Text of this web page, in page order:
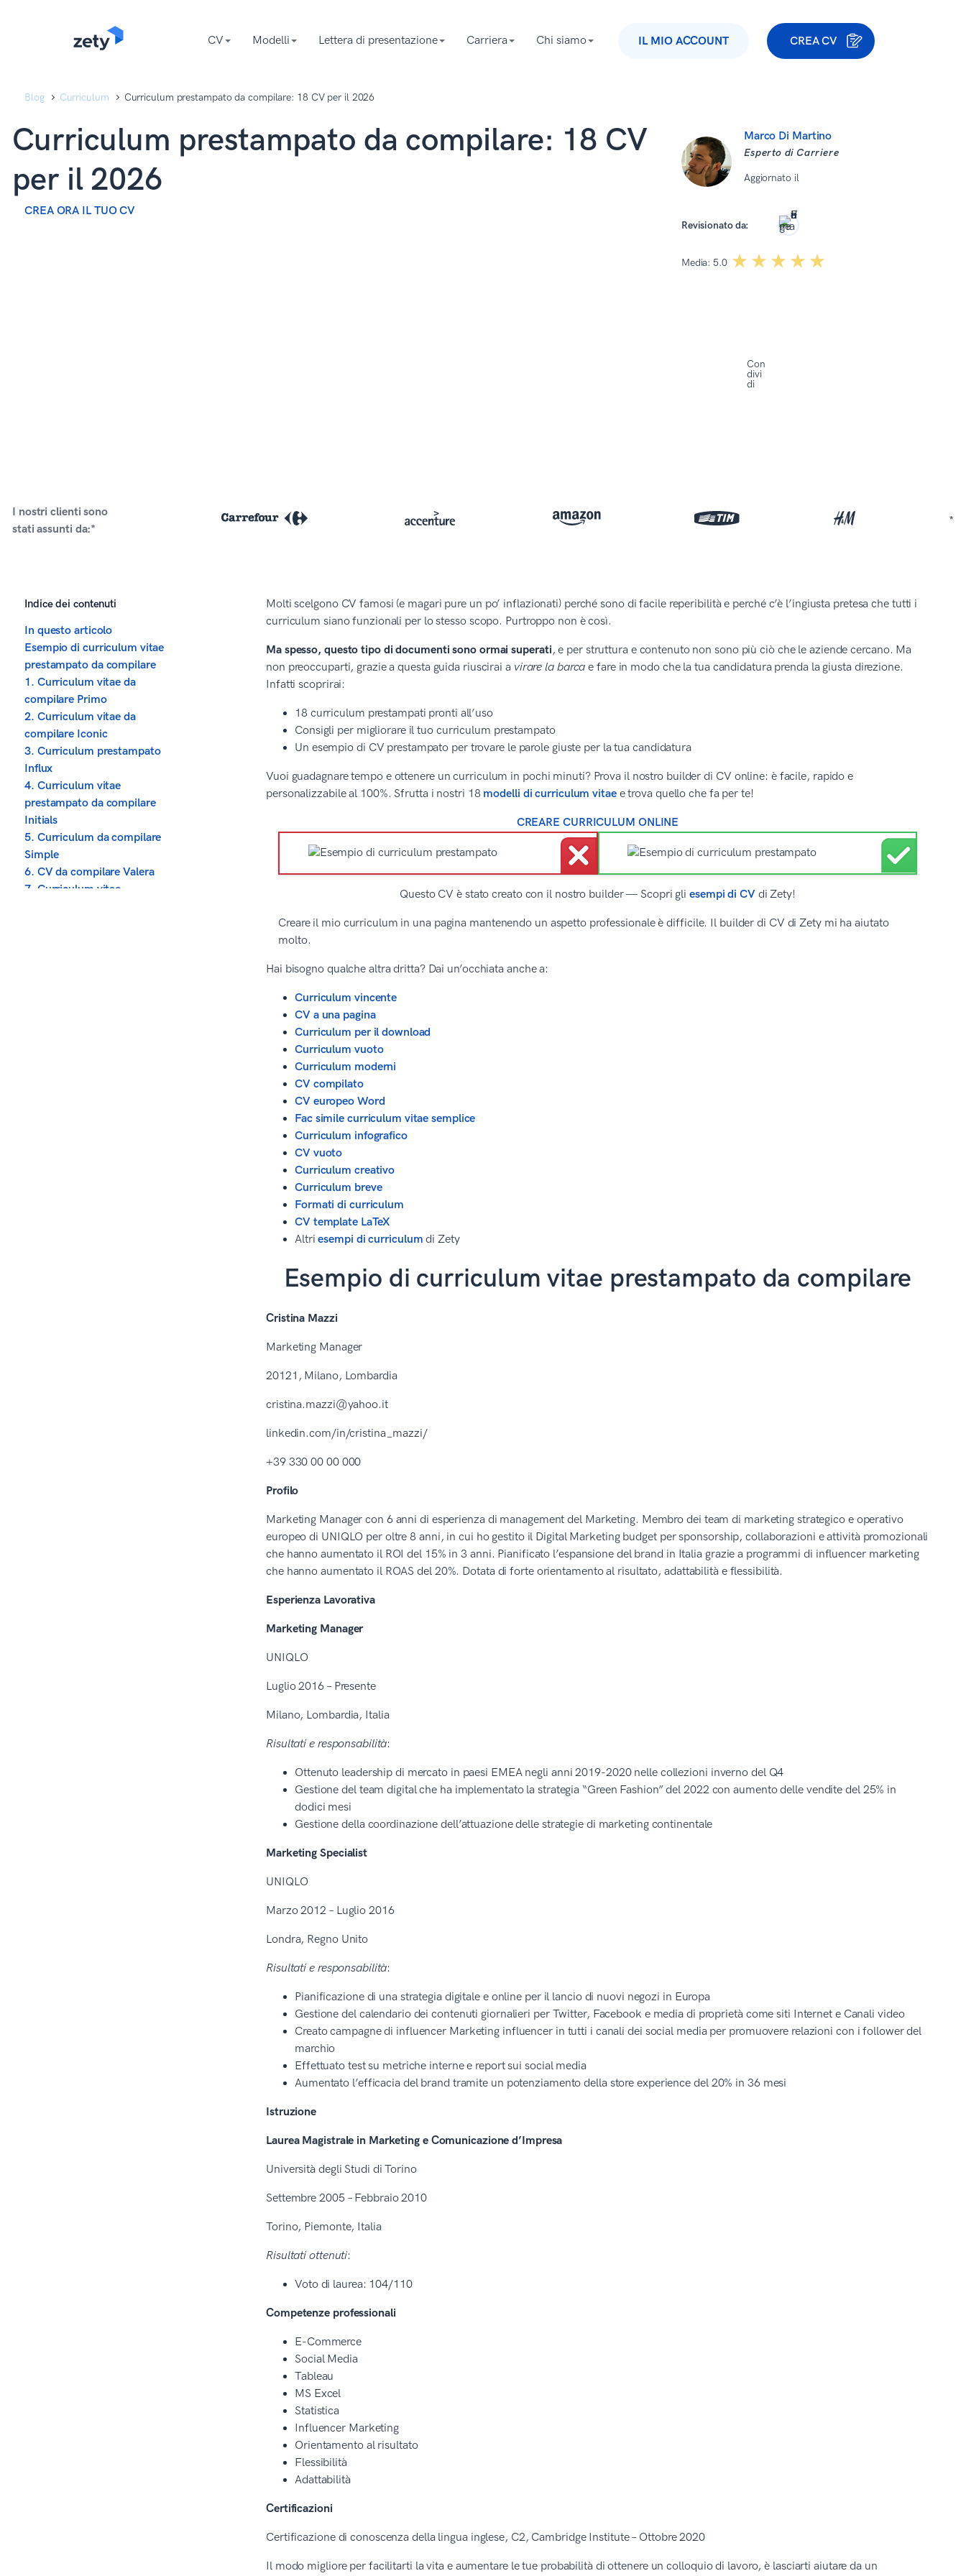
CV Modelli Lettera di presentazione Carriera Chi siamo CREA CV
IL MIO ACCOUNT
Blog Curriculum Curriculum prestampato da compilare: 18 CV per il 2026
Curriculum prestampato da compilare: 18 CV
per il 2026
CREA ORA IL TUO CV
Marco Di Martino
Esperto di Carriere
Aggiornato il27 Gennaio 2026
Revisionato da:
Media:5.0 ☆☆☆☆☆
★★★★★
Con
divi
di
I nostri clienti sono
stati assunti da:*
*
Indice dei contenuti
In questo articolo
Esempio di curriculum vitae
prestampato da compilare
1. Curriculum vitae da
compilare Primo
2. Curriculum vitae da
compilare Iconic
3. Curriculum prestampato
Influx
4. Curriculum vitae
prestampato da compilare
Initials
5. Curriculum da compilare
Simple
6. CV da compilare Valera
7. Curriculum vitae
Molti scelgono CV famosi (e magari pure un po’ inflazionati) perché sono di facile reperibilità e perché c’è l’ingiusta pretesa che tutti i
curriculum siano funzionali per lo stesso scopo. Purtroppo non è così.
Ma spesso, questo tipo di documenti sono ormai superati, e per struttura e contenuto non sono più ciò che le aziende cercano. Ma
non preoccuparti, grazie a questa guida riuscirai a virare la barca e fare in modo che la tua candidatura prenda la giusta direzione.
Infatti scoprirai:
18 curriculum prestampati pronti all’uso
Consigli per migliorare il tuo curriculum prestampato
Un esempio di CV prestampato per trovare le parole giuste per la tua candidatura
Vuoi guadagnare tempo e ottenere un curriculum in pochi minuti? Prova il nostro builder di CV online: è facile, rapido e
personalizzabile al 100%. Sfrutta i nostri 18 modelli di curriculum vitaee trova quello che fa per te!
CREARE CURRICULUM ONLINE
Questo CV è stato creato con il nostro builder — Scopri gliesempi di CVdi Zety!
Creare il mio curriculum in una pagina mantenendo un aspetto professionale è difficile. Il builder di CV di Zety mi ha aiutato
molto.
Hai bisogno qualche altra dritta? Dai un’occhiata anche a:
Curriculum vincente
CV a una pagina
Curriculum per il download
Curriculum vuoto
Curriculum moderni
CV compilato
CV europeo Word
Fac simile curriculum vitae semplice
Curriculum infografico
CV vuoto
Curriculum creativo
Curriculum breve
Formati di curriculum
CV template LaTeX
Altriesempi di curriculum di Zety
Esempio di curriculum vitae prestampato da compilare
Cristina Mazzi
Marketing Manager
20121, Milano, Lombardia
cristina.mazzi@yahoo.it
linkedin.com/in/cristina_mazzi/
+39 330 00 00 000
Profilo
Marketing Manager con 6 anni di esperienza di management del Marketing. Membro dei team di marketing strategico e operativo
europeo di UNIQLO per oltre 8 anni, in cui ho gestito il Digital Marketing budget per sponsorship, collaborazioni e attività promozionali
che hanno aumentato il ROI del 15% in 3 anni. Pianificato l’espansione del brand in Italia grazie a programmi di influencer marketing
che hanno aumentato il ROAS del 20%. Dotata di forte orientamento al risultato, adattabilità e flessibilità.
Esperienza Lavorativa
Marketing Manager
UNIQLO
Luglio 2016 – Presente
Milano, Lombardia, Italia
Risultati e responsabilità:
Ottenuto leadership di mercato in paesi EMEA negli anni 2019-2020 nelle collezioni inverno del Q4
Gestione del team digital che ha implementato la strategia “Green Fashion” del 2022 con aumento delle vendite del 25% in
dodici mesi
Gestione della coordinazione dell’attuazione delle strategie di marketing continentale
Marketing Specialist
UNIQLO
Marzo 2012 – Luglio 2016
Londra, Regno Unito
Risultati e responsabilità:
Pianificazione di una strategia digitale e online per il lancio di nuovi negozi in Europa
Gestione del calendario dei contenuti giornalieri per Twitter, Facebook e media di proprietà come siti Internet e Canali video
Creato campagne di influencer Marketing influencer in tutti i canali dei social media per promuovere relazioni con i follower del
marchio
Effettuato test su metriche interne e report sui social media
Aumentato l’efficacia del brand tramite un potenziamento della store experience del 20% in 36 mesi
Istruzione
Laurea Magistrale in Marketing e Comunicazione d’Impresa
Università degli Studi di Torino
Settembre 2005 – Febbraio 2010
Torino, Piemonte, Italia
Risultati ottenuti:
Voto di laurea: 104/110
Competenze professionali
E-Commerce
Social Media
Tableau
MS Excel
Statistica
Influencer Marketing
Orientamento al risultato
Flessibilità
Adattabilità
Certificazioni
Certificazione di conoscenza della lingua inglese, C2, Cambridge Institute – Ottobre 2020
Il modo migliore per facilitarti la vita e aumentare le tue probabilità di ottenere un colloquio di lavoro, è lasciarti aiutare da un